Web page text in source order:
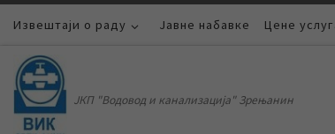
Skip to content
Извештаји о раду Јавне набавке Цене
ЈКП "Водовод и канализација" Зрењанин